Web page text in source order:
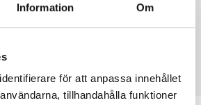
Information Om
för att anpassa innehållet
tillhandahålla funktioner
Däckstorlek
225/45 R 17 94W